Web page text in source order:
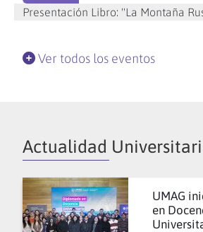
Presentación Libro: "La Montaña
Ver todos los eventos
Actualidad
UMAG
en